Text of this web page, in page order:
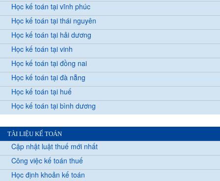
Học kế toán tại vĩnh phúc
Học kế toán tại thái nguyên
Học kế toán tại hải dương
Học kế toán tại vinh
Học kế toán tại đồng nai
Học kế toán tại đà nẵng
Học kế toán tại huế
Học kế toán tại bình dương
TÀI LIỆU KẾ TOÁN
Cập nhật luật thuế mới nhất
Công việc kế toán thuế
Học định khoản kế toán